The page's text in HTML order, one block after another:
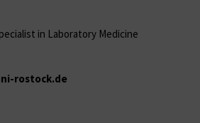
in Laboratory Medicine
rostock.de